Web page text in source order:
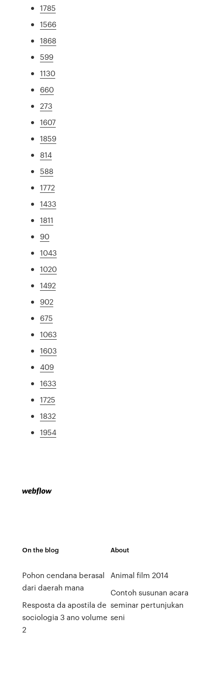
1785
1566
1868
599
1130
660
273
1607
1859
814
588
1772
1433
1811
90
1043
1020
1492
902
675
1063
1603
409
1633
1725
1832
1954
On the blog
Pohon cendana berasal
dari daerah mana
Resposta da apostila de
sociologia 3 ano volume
2
About
Animal film 2014
Contoh susunan acara
seminar pertunjukan
seni